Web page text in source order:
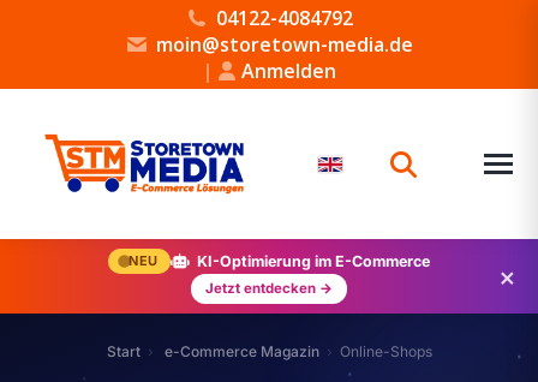
04122-4084792
moin@storetown-media.de
|
Anmelden
NEU KI-Optimierung im E-Commerce
Jetzt entdecken → ×
Start e-Commerce Magazin Online-Shops